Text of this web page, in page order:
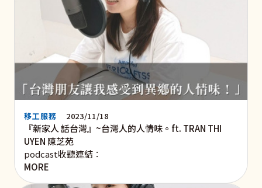
移工服務 2023/11/18
『新家人 話台灣』~台灣人的人情味。ft. TRAN THI
UYEN 陳芝苑
podcast收聽連結：
MORE